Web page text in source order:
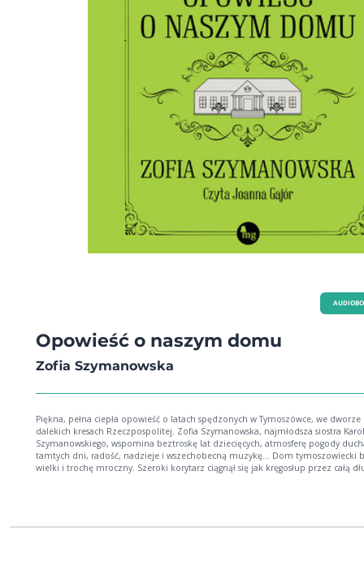
Opowieść o naszym domu
Zofia Szymanowska
Piękna, pełna ciepła opowieść o latach spędzonych w Tymoszówce, we dworze
dalekich kresach Rzeczpospolitej. Zofia Szymanowska, najmłodsza siostra
Szymanowskiego, wspomina beztroskę lat dziecięcych, atmosferę pogody
tamtych dni, radość, nadzieje i wszechobecną muzykę... Dom tymoszowiecki był
wielki i trochę mroczny. Szeroki korytarz ciągnął się jak kręgosłup przez całą
losy rodziny i ludzi z jej otoczenia, pojawiają się cudowne ciotki, niańki,